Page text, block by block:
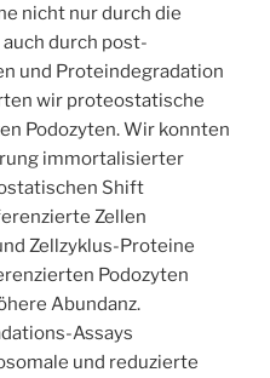
nicht nur durch die
durch post-
und Proteindegradation
wir proteostatische
Podozyten. Wir konnten
immortalisierter
Shift
Zellen
Zellzyklus-Proteine
Podozyten
Abundanz.
Assays
und reduzierte